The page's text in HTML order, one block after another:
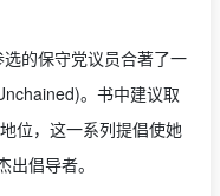
的保守党议员合著了一
。书中建议取
位，这一系列提倡使她
倡导者。